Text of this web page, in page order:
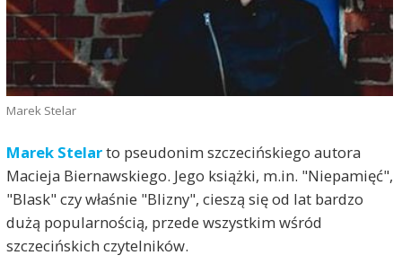
Marek Stelar
Marek Stelarto pseudonim szczecińskiego autora
Macieja Biernawskiego. Jego książki, m.in. "Niepamięć",
"Blask" czy właśnie "Blizny", cieszą się od lat bardzo
dużą popularnością, przede wszystkim wśród
szczecińskich czytelników.